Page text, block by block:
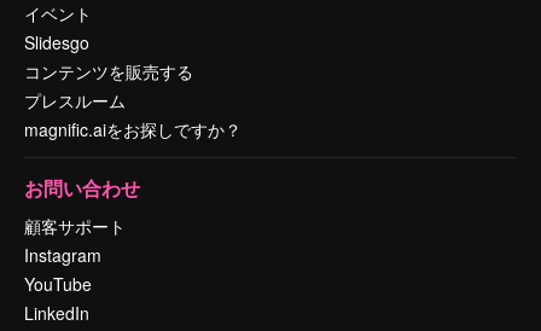
イベント
Slidesgo
コンテンツを販売する
プレスルーム
magnific.aiをお探しですか？
お問い合わせ
顧客サポート
Instagram
YouTube
LinkedIn